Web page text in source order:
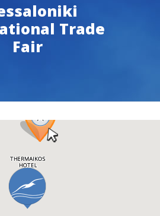
Trade
Fair